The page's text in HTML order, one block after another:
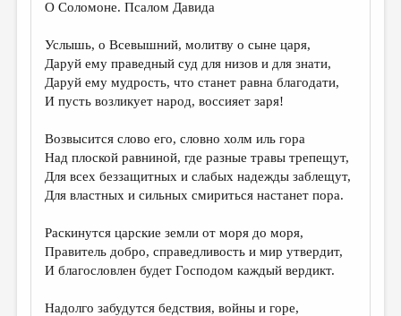
НОВОСТИ
ПРАВИЛА САЙТА
ОТДЕЛЫ И РУБРИКИ
ИЗБРАННОЕ
ДАЙДЖЕСТ
ПРОИЗВЕДЕНИЯ
ПЕРЕВОДЫ
КОНКУРСЫ
ДЕТСКАЯ КОМНАТА
КНИЖНАЯ ПОЛКА
О Соломоне. Псалом Давида
Услышь, о Всевышний, молитву о сыне царя,
Даруй ему праведный суд для низов и для знати,
Даруй ему мудрость, что станет равна благодати,
И пусть возликует народ, воссияет заря!
Возвысится слово его, словно холм иль гора
Над плоской равниной, где разные травы трепещут,
Для всех беззащитных и слабых надежды заблещут,
Для властных и сильных смириться настанет пора.
Раскинутся царские земли от моря до моря,
Правитель добро, справедливость и мир утвердит,
И благословлен будет Господом каждый вердикт.
Надолго забудутся бедствия, войны и горе,